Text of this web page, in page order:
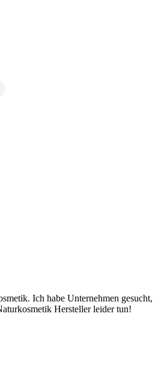
Ich habe Unternehmen gesucht,
Hersteller leider tun!